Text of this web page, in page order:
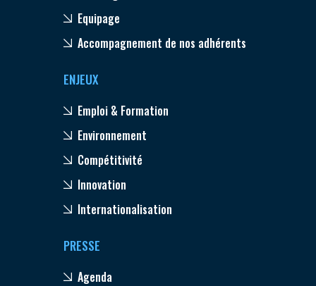
Equipage
Accompagnement de nos adhérents
ENJEUX
Emploi & Formation
Environnement
Compétitivité
Innovation
Internationalisation
PRESSE
Agenda